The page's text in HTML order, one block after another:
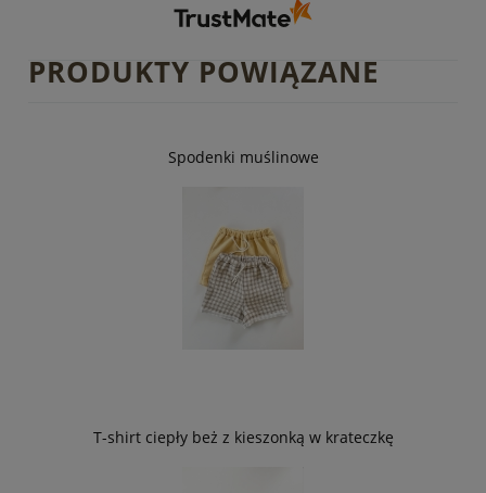
PRODUKTY POWIĄZANE
Spodenki muślinowe
T-shirt ciepły beż z kieszonką w krateczkę